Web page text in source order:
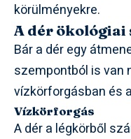
körülményekre.
A dér ökológiai
Bár a dér egy
szempontból is van
vízkörforgásban és
Vízkörforgás
A dér a légkörből